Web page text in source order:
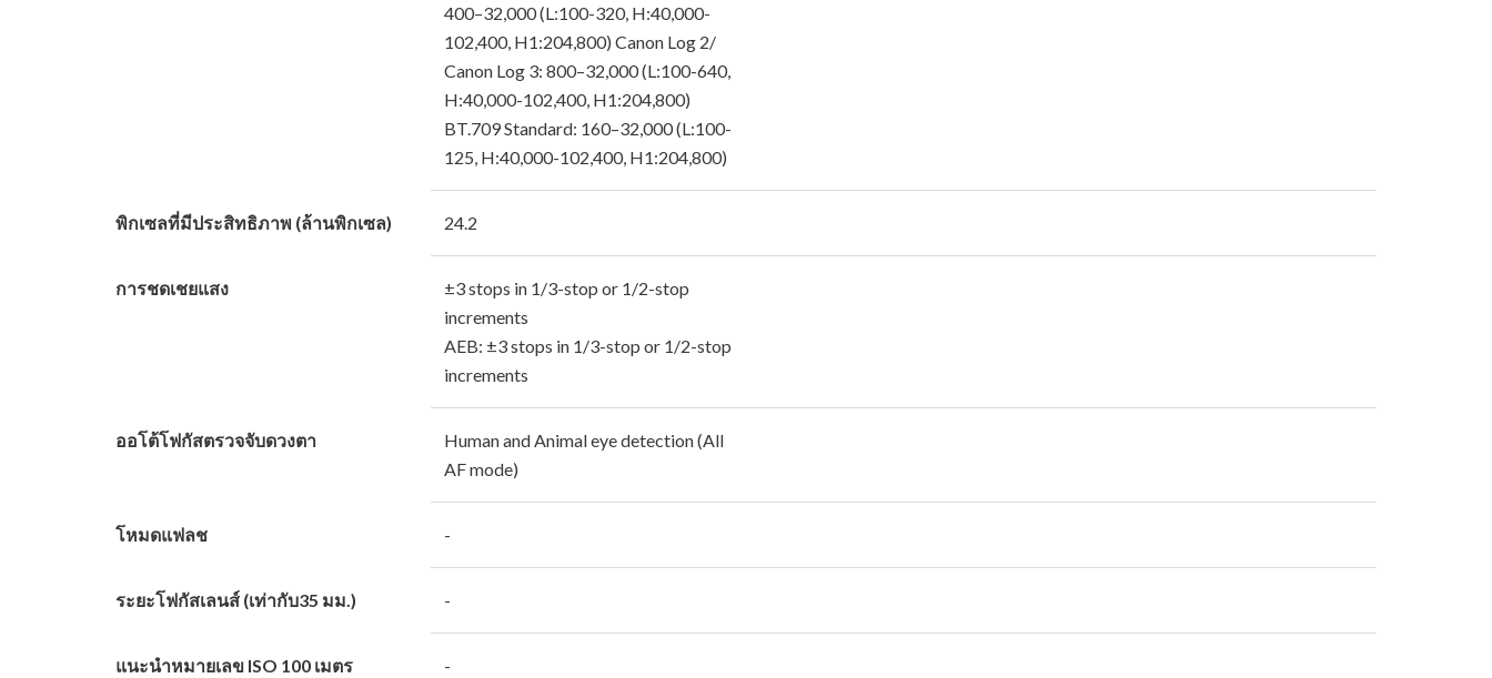
400–32,000 (L:100-320, H:40,000-
102,400, H1:204,800) Canon Log 2/
Canon Log 3: 800–32,000 (L:100-640,
H:40,000-102,400, H1:204,800)
BT.709 Standard: 160–32,000 (L:100-
125, H:40,000-102,400, H1:204,800)
พิกเซลที่มีประสิทธิภาพ (ล้านพิกเซล) 24.2
การชดเชยแสง
±3 stops in 1/3-stop or 1/2-stop
increments
AEB: ±3 stops in 1/3-stop or 1/2-stop
increments
ออโต้โฟกัสตรวจจับดวงตา
Human and Animal eye detection (All
AF mode)
โหมดแฟลช -
ระยะโฟกัสเลนส์ (เท่ากับ35 มม.) -
แนะนำหมายเลข ISO 100 เมตร -